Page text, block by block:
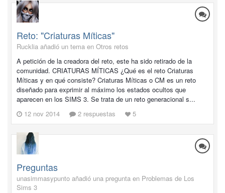
Reto: "Criaturas Míticas"
Rucklia añadió un tema en Otros retos
A petición de la creadora del reto, este ha sido retirado de la
comunidad. CRIATURAS MÍTICAS ¿Qué es el reto Criaturas
Míticas y en qué consiste? Criaturas Míticas o CM es un reto
diseñado para exprimir al máximo los estados ocultos que
aparecen en los SIMS 3. Se trata de un reto generacional s...
12 nov 2014
2 respuestas 5
Preguntas
unasimmasypunto añadió una pregunta en Problemas de Los
Sims 3